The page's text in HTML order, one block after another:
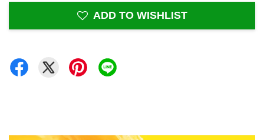
ADD TO WISHLIST